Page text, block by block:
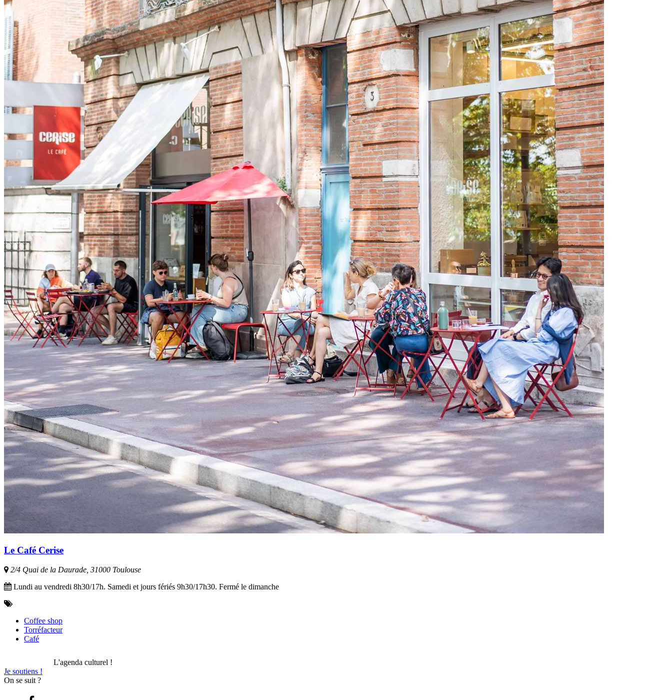
Le Café Cerise
2/4 Quai de la Daurade, 31000 Toulouse
Lundi au vendredi 8h30/17h. Samedi et jours fériés 9h30/17h30. Fermé le dimanche
Coffee shop
Torréfacteur
Café
L'agenda culturel !
Je soutiens !
On se suit ?